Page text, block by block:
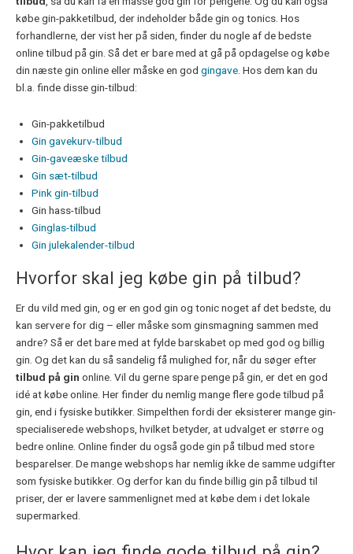
købe gin-pakketilbud, der indeholder både gin og tonics. Hos
forhandlerne, der vist her på siden, finder du nogle af de bedste
online tilbud på gin. Så det er bare med at gå på opdagelse og købe
din næste gin online eller måske en god gingave . Hos dem kan du
bl.a. finde disse gin-tilbud:
Gin-pakketilbud
Gin gavekurv-tilbud
Gin-gaveæske tilbud
Gin sæt-tilbud
Pink gin-tilbud
Gin hass-tilbud
Ginglas-tilbud
Gin julekalender-tilbud
Hvorfor skal jeg købe gin på tilbud?
Er du vild med gin, og er en god gin og tonic noget af det bedste, du
kan servere for dig – eller måske som ginsmagning sammen med
andre? Så er det bare med at fylde barskabet op med god og billig
gin. Og det kan du så sandelig få mulighed for, når du søger efter
tilbud på gin online. Vil du gerne spare penge på gin, er det en god
idé at købe online. Her finder du nemlig mange flere gode tilbud på
gin, end i fysiske butikker. Simpelthen fordi der eksisterer mange gin-
specialiserede webshops, hvilket betyder, at udvalget er større og
bedre online. Online finder du også gode gin på tilbud med store
besparelser. De mange webshops har nemlig ikke de samme udgifter
som fysiske butikker. Og derfor kan du finde billig gin på tilbud til
priser, der er lavere sammenlignet med at købe dem i det lokale
supermarked.